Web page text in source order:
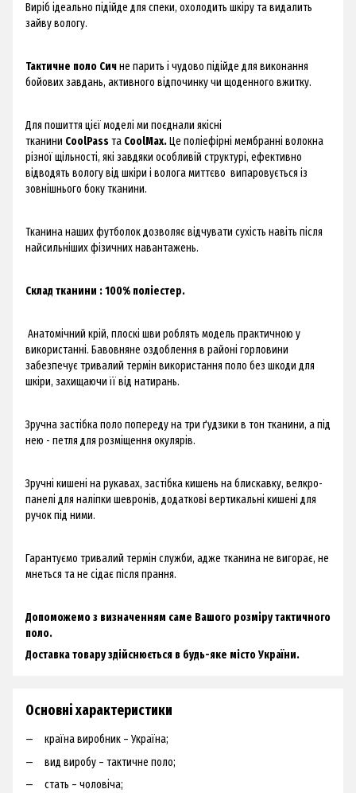
Виріб ідеально підійде для спеки, охолодить шкіру та видалить
зайву вологу.
Тактичне поло Сичне парить і чудово підійде для виконання
бойових завдань, активного відпочинку чи щоденного вжитку.
Для пошиття цієї моделі ми поєднали якісні
тканини CoolPassта CoolMax.Це поліефірні мембранні волокна
різної щільності, які завдяки особливій структурі, ефективно
відводять вологу від шкіри і волога миттєво випаровується із
зовнішнього боку тканини.
Тканина наших футболок дозволяє відчувати сухість навіть після
найсильніших фізичних навантажень.
Склад тканини : 100% поліестер.
Анатомічний крій, плоскі шви роблять модель практичною у
використанні. Бавовняне оздоблення в районі горловини
забезпечує тривалий термін використання поло без шкоди для
шкіри, захищаючи її від натирань.
Зручна застібка поло попереду на три ґудзики в тон тканини, а під
нею - петля для розміщення окулярів.
Зручні кишені на рукавах, застібка кишень на блискавку, велкро-
панелі для наліпки шевронів, додаткові вертикальні кишені для
ручок під ними.
Гарантуємо тривалий термін служби, адже тканина не вигорає, не
мнеться та не сідає після прання.
Допоможемо з визначенням саме Вашого розміру тактичного
поло.
Доставка товару здійснюється в будь-яке місто України.
Основні характеристики
країна виробник – Україна;
вид виробу – тактичне поло;
стать – чоловіча;